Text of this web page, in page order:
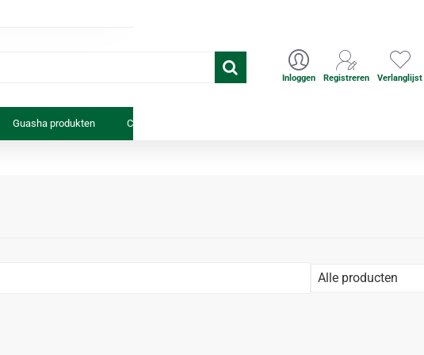
Inloggen Registreren Verlanglijst
Guasha produkten Cosmetica